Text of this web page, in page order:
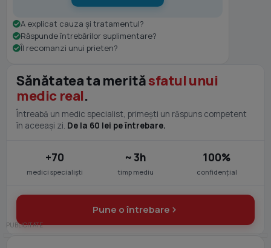
A explicat cauza și tratamentul?
Răspunde întrebărilor suplimentare?
Îl recomanzi unui prieten?
Sănătatea ta merităsfatul unui
medic real.
Întreabă un medic specialist, primești un răspuns competent
în aceeași zi. De la 60 lei pe întrebare.
+70
medici specialiști
~ 3h
timp mediu
100%
confidențial
Pune o întrebare